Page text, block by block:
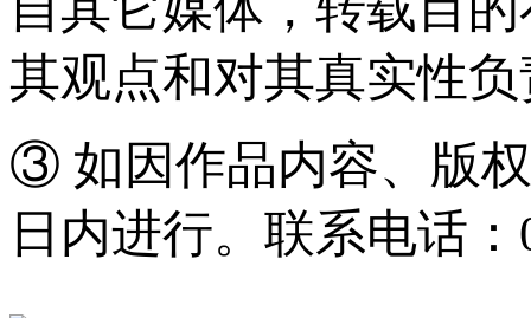
其观点和对其真实性
③ 如因作品内容、版
日内进行。联系电话：